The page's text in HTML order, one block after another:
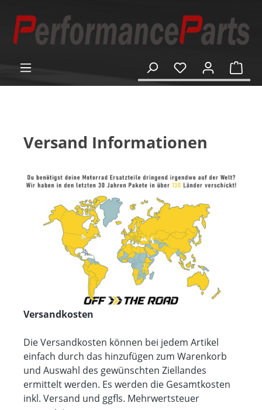
springen
Versand Informationen
Versandkosten
Die Versandkosten können bei jedem Artikel
einfach durch das hinzufügen zum Warenkorb
und Auswahl des gewünschten Ziellandes
ermittelt werden. Es werden die Gesamtkosten
inkl. Versand und ggfls. Mehrwertsteuer